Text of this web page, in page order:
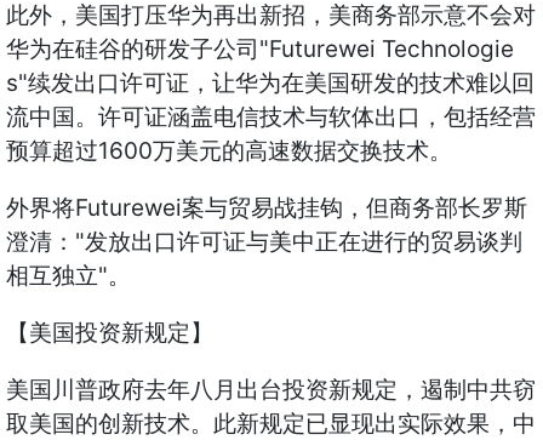
此外，美国打压华为再出新招，美商务部示意不会对
华为在硅谷的研发子公司"Futurewei Technologie
s"续发出口许可证，让华为在美国研发的技术难以回
流中国。许可证涵盖电信技术与软体出口，包括经营
预算超过1600万美元的高速数据交换技术。
外界将Futurewei案与贸易战挂钩，但商务部长罗斯
澄清："发放出口许可证与美中正在进行的贸易谈判
相互独立"。
【美国投资新规定】
美国川普政府去年八月出台投资新规定，遏制中共窃
取美国的创新技术。此新规定已显现出实际效果，中